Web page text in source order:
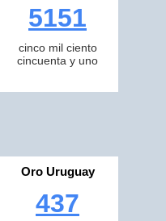
5151
cinco mil ciento
cincuenta y uno
Oro Uruguay
437